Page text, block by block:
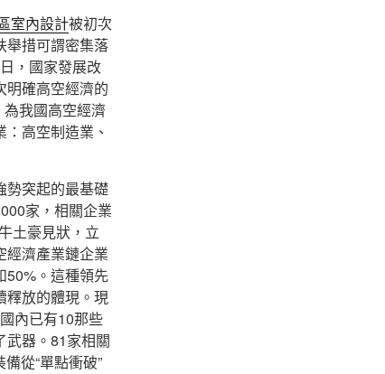
室內設計被初次
舉措可謂密集落
，國家發展改
明確高空經濟的
我國高空經濟
高空制造業、
勢突起的最基礎
家，相關企業
土豪見狀，立
經濟產業鏈企業
50%。這種領先
釋放的體現。現
內已有10那些
武器。81家相關
從“單點衝破”